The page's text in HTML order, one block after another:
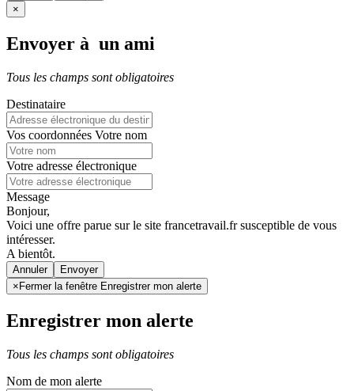
×
Envoyer à un ami
Tous les champs sont obligatoires
Destinataire
Vos coordonnées Votre nom
Votre adresse électronique
Message
Bonjour,
Voici une offre parue sur le site francetravail.fr susceptible de vous
intéresser.
A bientôt.
Annuler
× Fermer la fenêtre Enregistrer mon alerte
Enregistrer mon alerte
Tous les champs sont obligatoires
Nom de mon alerte